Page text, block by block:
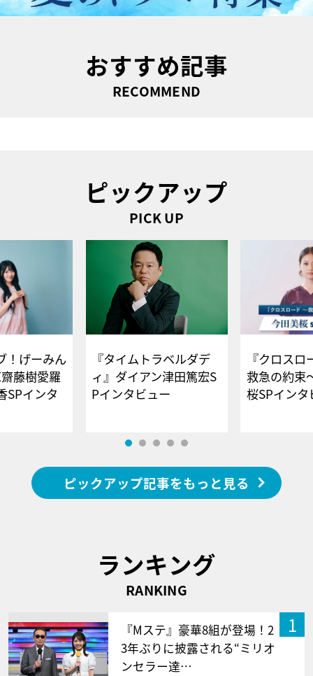
おすすめ記事
RECOMMEND
ピックアップ
PICK UP
！げーみん
藤樹愛羅
SPインタ
『タイムトラベルダデ
ィ』ダイアン津田篤宏S
Pインタビュー
『クロス
救急の約束
桜SPイ
ピックアップ記事をもっと見る
ランキング
RANKING
1
『Mステ』豪華8組が登場！2
3年ぶりに披露される“ミリオ
ンセラー達…